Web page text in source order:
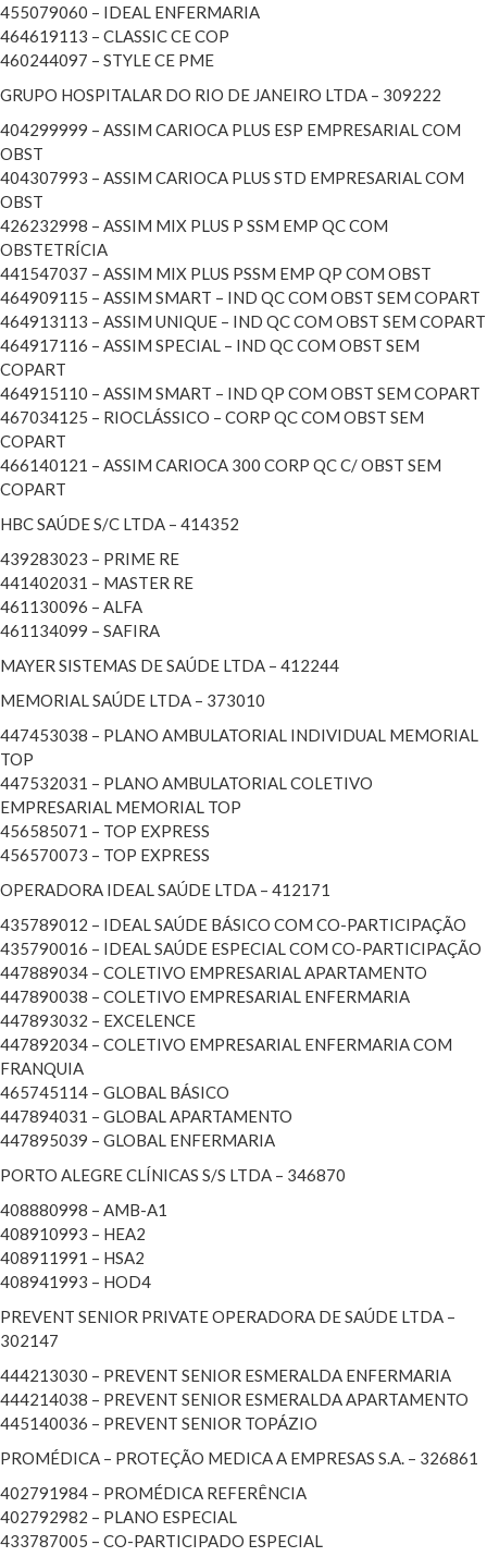
455079060 – IDEAL ENFERMARIA
464619113 – CLASSIC CE COP
460244097 – STYLE CE PME
GRUPO HOSPITALAR DO RIO DE JANEIRO LTDA – 309222
404299999 – ASSIM CARIOCA PLUS ESP EMPRESARIAL COM
OBST
404307993 – ASSIM CARIOCA PLUS STD EMPRESARIAL COM
OBST
426232998 – ASSIM MIX PLUS P SSM EMP QC COM
OBSTETRÍCIA
441547037 – ASSIM MIX PLUS PSSM EMP QP COM OBST
464909115 – ASSIM SMART – IND QC COM OBST SEM COPART
464913113 – ASSIM UNIQUE – IND QC COM OBST SEM COPART
464917116 – ASSIM SPECIAL – IND QC COM OBST SEM
COPART
464915110 – ASSIM SMART – IND QP COM OBST SEM COPART
467034125 – RIOCLÁSSICO – CORP QC COM OBST SEM
COPART
466140121 – ASSIM CARIOCA 300 CORP QC C/ OBST SEM
COPART
HBC SAÚDE S/C LTDA – 414352
439283023 – PRIME RE
441402031 – MASTER RE
461130096 – ALFA
461134099 – SAFIRA
MAYER SISTEMAS DE SAÚDE LTDA – 412244
MEMORIAL SAÚDE LTDA – 373010
447453038 – PLANO AMBULATORIAL INDIVIDUAL MEMORIAL
TOP
447532031 – PLANO AMBULATORIAL COLETIVO
EMPRESARIAL MEMORIAL TOP
456585071 – TOP EXPRESS
456570073 – TOP EXPRESS
OPERADORA IDEAL SAÚDE LTDA – 412171
435789012 – IDEAL SAÚDE BÁSICO COM CO-PARTICIPAÇÃO
435790016 – IDEAL SAÚDE ESPECIAL COM CO-PARTICIPAÇÃO
447889034 – COLETIVO EMPRESARIAL APARTAMENTO
447890038 – COLETIVO EMPRESARIAL ENFERMARIA
447893032 – EXCELENCE
447892034 – COLETIVO EMPRESARIAL ENFERMARIA COM
FRANQUIA
465745114 – GLOBAL BÁSICO
447894031 – GLOBAL APARTAMENTO
447895039 – GLOBAL ENFERMARIA
PORTO ALEGRE CLÍNICAS S/S LTDA – 346870
408880998 – AMB-A1
408910993 – HEA2
408911991 – HSA2
408941993 – HOD4
PREVENT SENIOR PRIVATE OPERADORA DE SAÚDE LTDA –
302147
444213030 – PREVENT SENIOR ESMERALDA ENFERMARIA
444214038 – PREVENT SENIOR ESMERALDA APARTAMENTO
445140036 – PREVENT SENIOR TOPÁZIO
PROMÉDICA – PROTEÇÃO MEDICA A EMPRESAS S.A. – 326861
402791984 – PROMÉDICA REFERÊNCIA
402792982 – PLANO ESPECIAL
433787005 – CO-PARTICIPADO ESPECIAL